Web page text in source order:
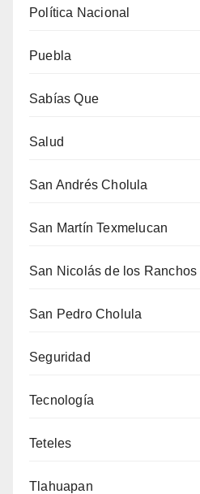
Política Nacional
Puebla
Sabías Que
Salud
San Andrés Cholula
San Martín Texmelucan
San Nicolás de los Ranchos
San Pedro Cholula
Seguridad
Tecnología
Teteles
Tlahuapan